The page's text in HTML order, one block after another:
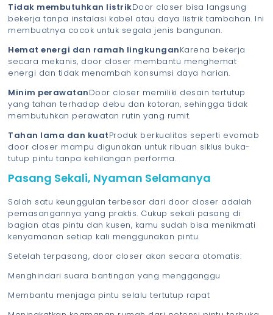
Tidak membutuhkan listrikDoor closer bisa langsung
bekerja tanpa instalasi kabel atau daya listrik tambahan. Ini
membuatnya cocok untuk segala jenis bangunan.
Hemat energi dan ramah lingkunganKarena bekerja
secara mekanis, door closer membantu menghemat
energi dan tidak menambah konsumsi daya harian.
Minim perawatanDoor closer memiliki desain tertutup
yang tahan terhadap debu dan kotoran, sehingga tidak
membutuhkan perawatan rutin yang rumit.
Tahan lama dan kuatProduk berkualitas seperti evomab
door closer mampu digunakan untuk ribuan siklus buka-
tutup pintu tanpa kehilangan performa.
Pasang Sekali, Nyaman Selamanya
Salah satu keunggulan terbesar dari door closer adalah
pemasangannya yang praktis. Cukup sekali pasang di
bagian atas pintu dan kusen, kamu sudah bisa menikmati
kenyamanan setiap kali menggunakan pintu.
Setelah terpasang, door closer akan secara otomatis:
Menghindari suara bantingan yang mengganggu
Membantu menjaga pintu selalu tertutup rapat